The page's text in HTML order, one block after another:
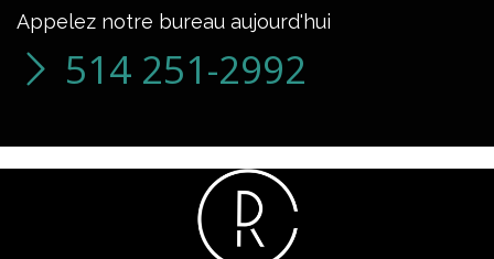
Appelez notre bureau aujourd'hui
514 251-2992